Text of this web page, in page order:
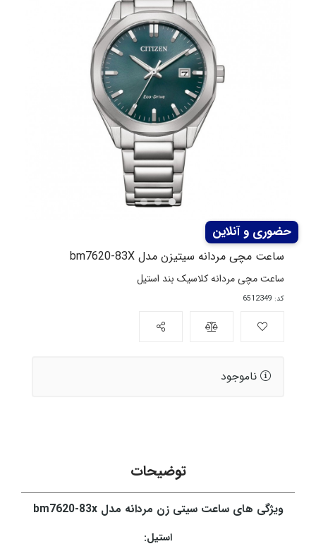
ساعت مچی مردانه سیتیزن مدل bm7620-83X
ساعت مچی مردانه کلاسیک بند استیل
کد: 6512349
ناموجود
توضیحات
ویژگی های ساعت سیتی زن مردانه مدل bm7620-83x
استیل: